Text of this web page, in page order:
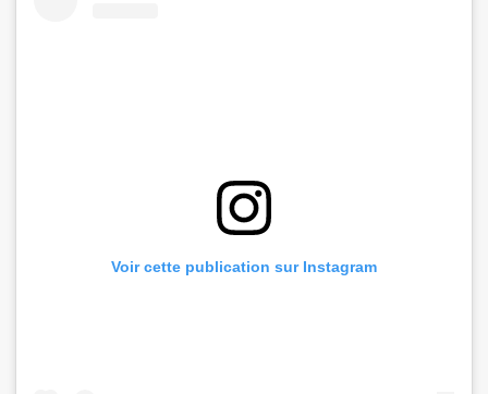
Voir cette publication sur Instagram